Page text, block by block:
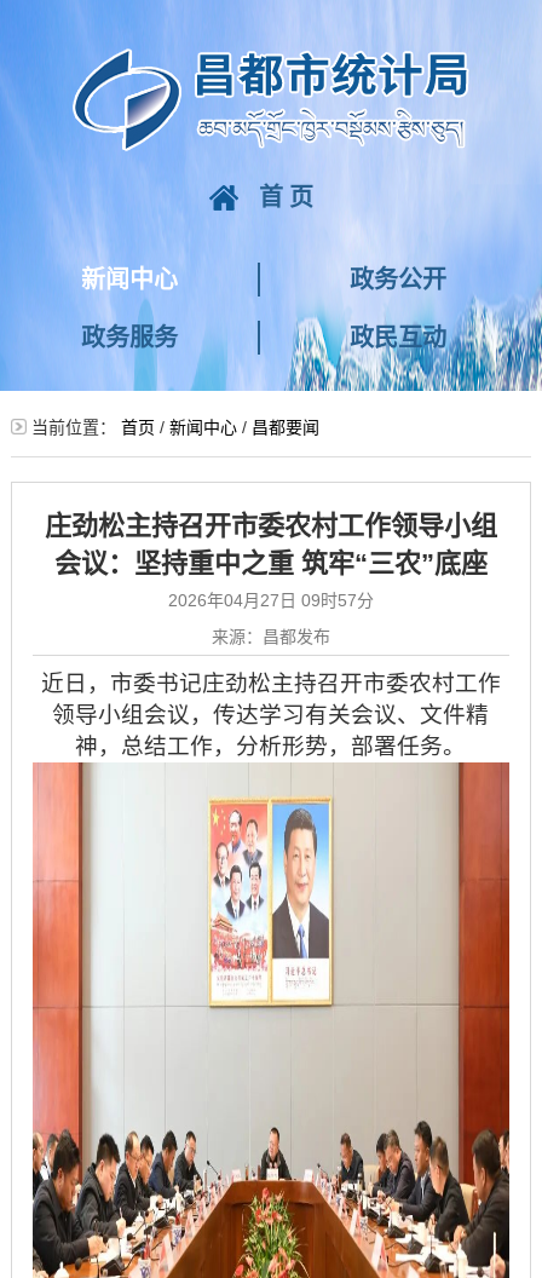
首页
新闻中心 政务公开
政务服务 政民互动
当前位置： 首页 / 新闻中心/ 昌都要闻
庄劲松主持召开市委农村工作领导小组
会议：坚持重中之重 筑牢“三农”底座
2026年04月27日 09时57分
来源：昌都发布
近日，市委书记庄劲松主持召开市委农村工作
领导小组会议，传达学习有关会议、文件精
神，总结工作，分析形势，部署任务。